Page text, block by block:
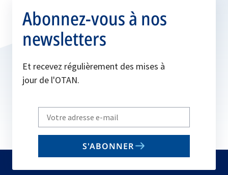
Abonnez-vous à nos
newsletters
Et recevez régulièrement des mises à
jour de l'OTAN.
Write
your
email
S'ABONNER